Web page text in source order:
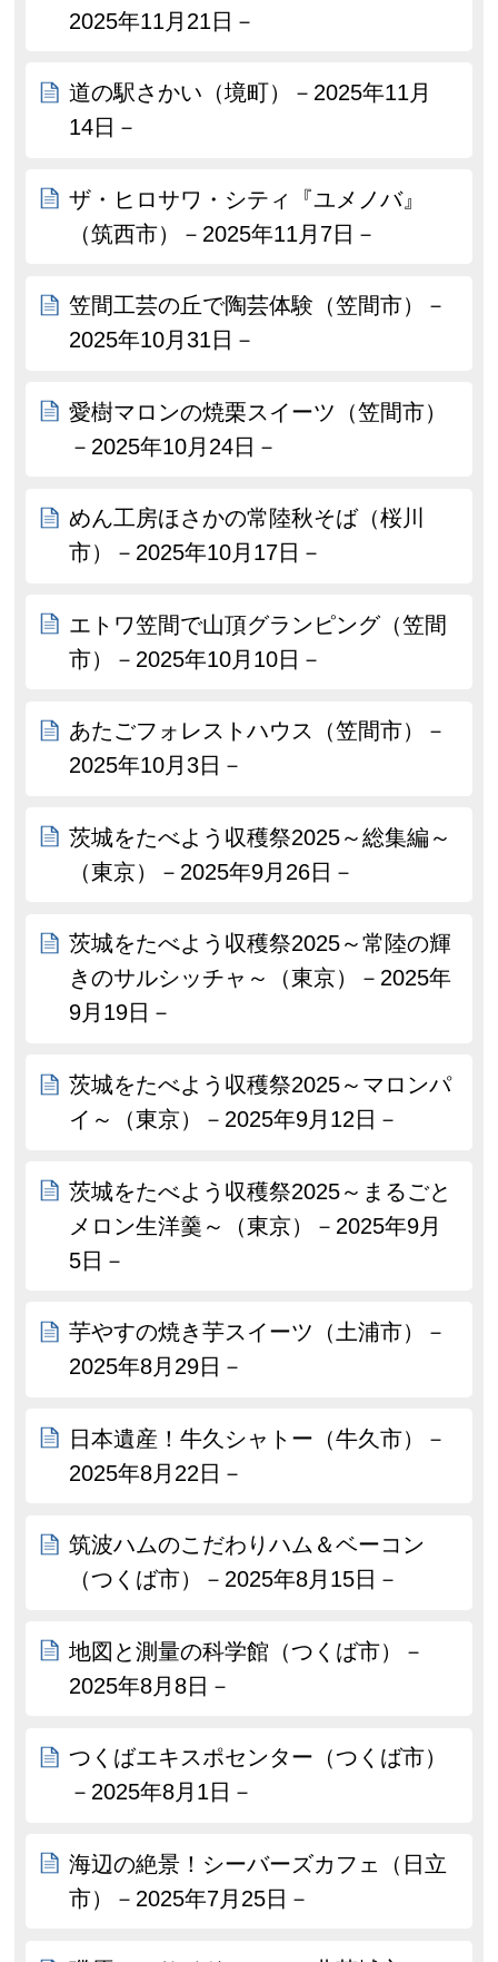
2025年11月21日－
道の駅さかい（境町）－2025年11月
14日－
ザ・ヒロサワ・シティ『ユメノバ』
（筑西市）－2025年11月7日－
笠間工芸の丘で陶芸体験（笠間市）－
2025年10月31日－
愛樹マロンの焼栗スイーツ（笠間市）
－2025年10月24日－
めん工房ほさかの常陸秋そば（桜川
市）－2025年10月17日－
エトワ笠間で山頂グランピング（笠間
市）－2025年10月10日－
あたごフォレストハウス（笠間市）－
2025年10月3日－
茨城をたべよう収穫祭2025～総集編～
（東京）－2025年9月26日－
茨城をたべよう収穫祭2025～常陸の輝
きのサルシッチャ～（東京）－2025年
9月19日－
茨城をたべよう収穫祭2025～マロンパ
イ～（東京）－2025年9月12日－
茨城をたべよう収穫祭2025～まるごと
メロン生洋羹～（東京）－2025年9月
5日－
芋やすの焼き芋スイーツ（土浦市）－
2025年8月29日－
日本遺産！牛久シャトー（牛久市）－
2025年8月22日－
筑波ハムのこだわりハム＆ベーコン
（つくば市）－2025年8月15日－
地図と測量の科学館（つくば市）－
2025年8月8日－
つくばエキスポセンター（つくば市）
－2025年8月1日－
海辺の絶景！シーバーズカフェ（日立
市）－2025年7月25日－